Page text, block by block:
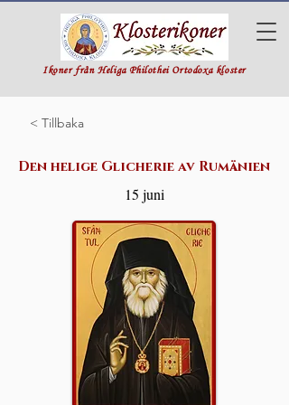
Ikoner från Heliga Philothei Ortodoxa kloster
< Tillbaka
Den helige Glicherie av Rumänien
15 juni